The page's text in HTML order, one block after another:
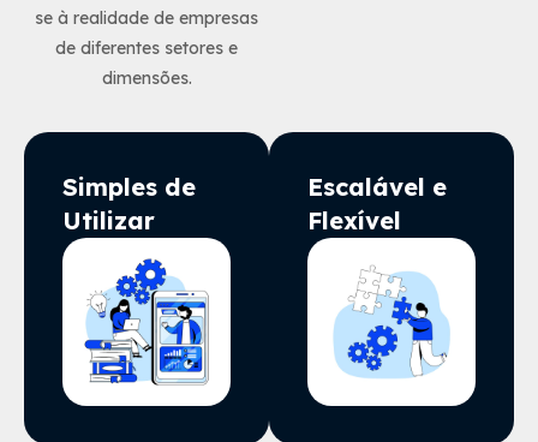
se à realidade de empresas
de diferentes setores e
dimensões.
Simples de
Utilizar
Escalável e
Flexível